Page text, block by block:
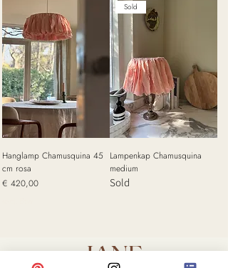
Hanglamp Chamusquina 45
cm rosa
Prijs
€ 420,00
Sold
Lampenkap Chamusquina
medium
Sold
JANE